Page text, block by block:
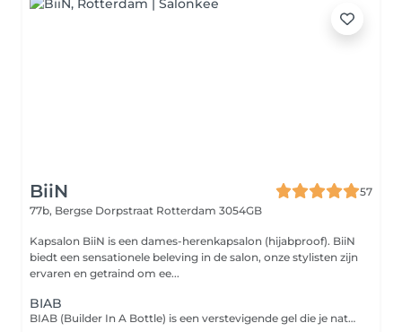
BiiN
57
77b, Bergse Dorpstraat Rotterdam 3054GB
Kapsalon BiiN is een dames-herenkapsalon (hijabproof). BiiN
biedt een sensationele beleving in de salon, onze stylisten zijn
ervaren en getraind om ee...
BIAB
BIAB (Builder In A Bottle) is een verstevigende gel die je natuurlijke nagels helpt groeien en beschermt tegen scheuren of breken. standaard manicure inbegrepen.